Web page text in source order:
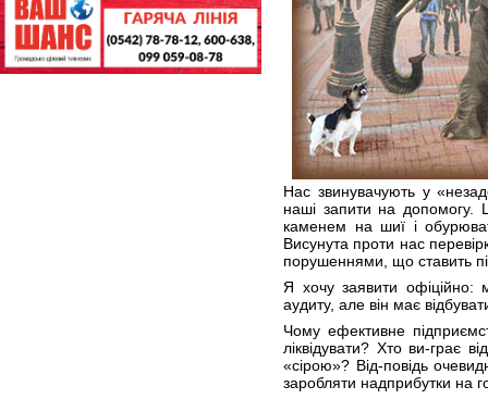
Нас звинувачують у
наші запити на
каменем на шиї і
Висунута проти нас
порушеннями, що ставить
Я хочу заявити офіційно:
аудиту, але він має
Чому ефективне
ліквідувати? Хто ви-грає
«сірою»? Від-повідь
заробляти надприбутки на